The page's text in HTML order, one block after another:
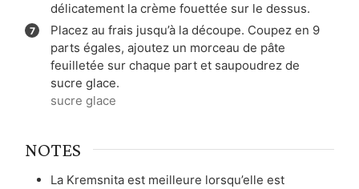
délicatement la crème fouettée sur le dessus.
Placez au frais jusqu’à la découpe. Coupez en 9
parts égales, ajoutez un morceau de pâte
feuilletée sur chaque part et saupoudrez de
sucre glace.
sucre glace
NOTES
La Kremsnita est meilleure lorsqu’elle est